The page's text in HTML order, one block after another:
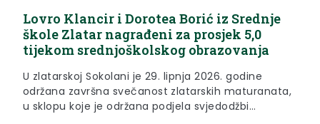
Lovro Klancir i Dorotea Borić iz Srednje
škole Zlatar nagrađeni za prosjek 5,0
tijekom srednjoškolskog obrazovanja
U zlatarskoj Sokolani je 29. lipnja 2026. godine
održana završna svečanost zlatarskih maturanata,
u sklopu koje je održana podjela svjedodžbi